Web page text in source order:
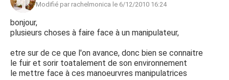
Modifié par rachelmonica le 6/12/2010 16:24
bonjour,
plusieurs choses à faire face à un manipulateur,
etre sur de ce que l'on avance, donc bien se connaitre
le fuir et sorir toatalement de son environnement
le mettre face à ces manoeurvres manipulatrices